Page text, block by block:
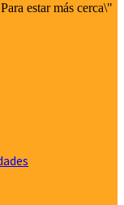
estar más cerca\"